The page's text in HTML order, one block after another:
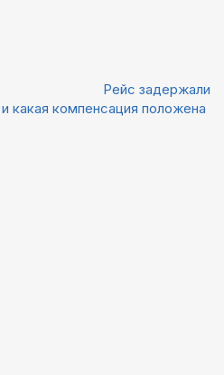
Рейс задержали
какая компенсация положена